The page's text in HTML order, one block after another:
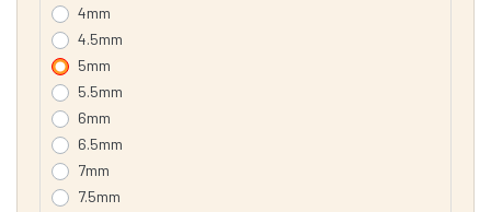
4mm
4.5mm
5mm
5.5mm
6mm
6.5mm
7mm
7.5mm